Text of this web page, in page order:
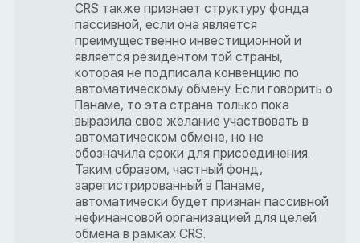
CRS также признает структуру фонда
пассивной, если она является
преимущественно инвестиционной и
является резидентом той страны,
которая не подписала конвенцию по
автоматическому обмену. Если говорить о
Панаме, то эта страна только пока
выразила свое желание участвовать в
автоматическом обмене, но не
обозначила сроки для присоединения.
Таким образом, частный фонд,
зарегистрированный в Панаме,
автоматически будет признан пассивной
нефинансовой организацией для целей
обмена в рамках CRS.